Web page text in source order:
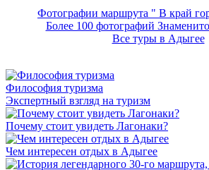
Фотографии маршрута " В край
Более 100 фотографий
Все туры в Адыгее
Философия туризма
Экспертный взгляд на туризм
Почему стоит увидеть Лагонаки?
Чем интересен отдых в Адыгее